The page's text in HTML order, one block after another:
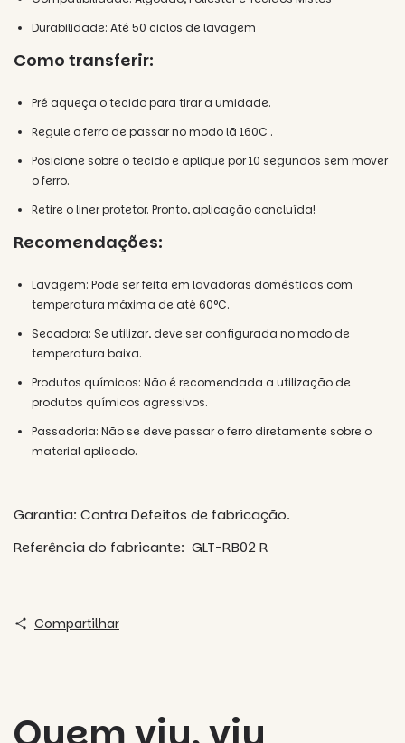
Durabilidade: Até 50 ciclos de lavagem
Como transferir:
Pré aqueça o tecido para tirar a umidade.
Regule o ferro de passar no modo lã 160C .
Posicione sobre o tecido e aplique por 10 segundos sem mover
o ferro.
Retire o liner protetor. Pronto, aplicação concluída!
Recomendações:
Lavagem: Pode ser feita em lavadoras domésticas com
temperatura máxima de até 60°C.
Secadora: Se utilizar, deve ser configurada no modo de
temperatura baixa.
Produtos químicos: Não é recomendada a utilização de
produtos químicos agressivos.
Passadoria: Não se deve passar o ferro diretamente sobre o
material aplicado.
Garantia: Contra Defeitos de fabricação.
Referência do fabricante: GLT-RB02 R
Compartilhar